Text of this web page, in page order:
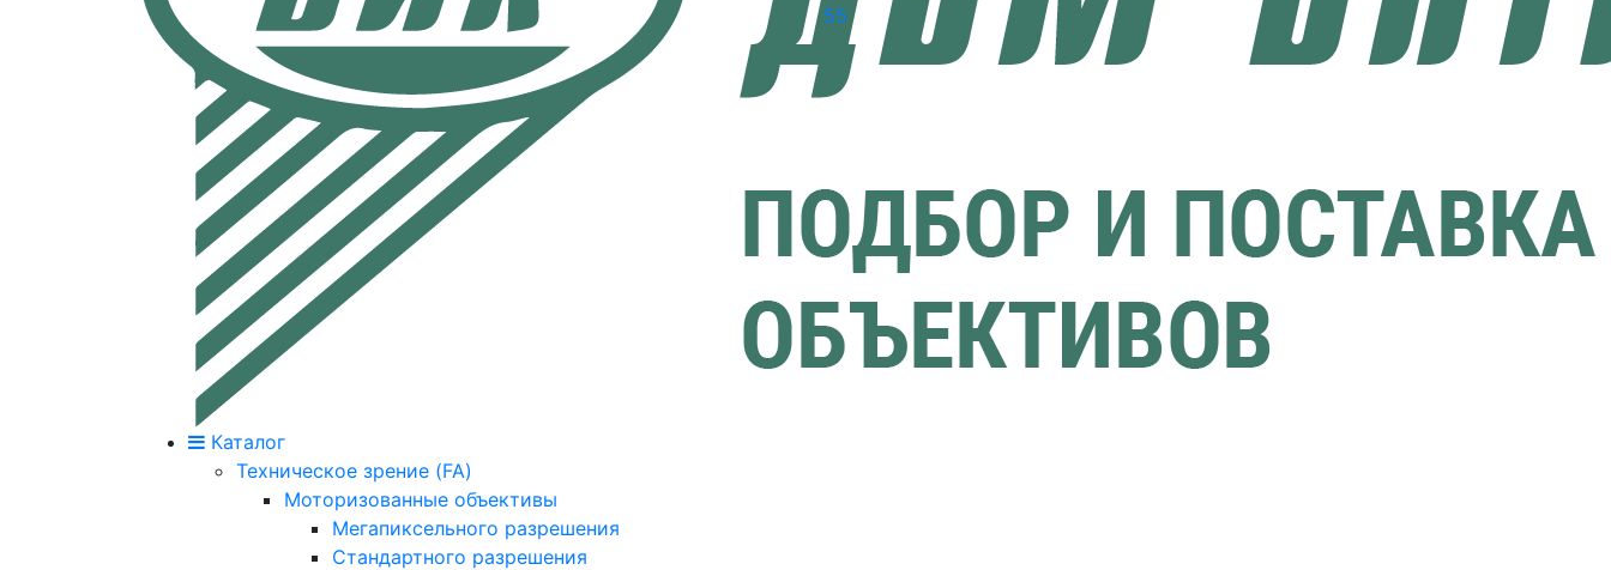
55
Каталог
Техническое зрение (FA)
Моторизованные объективы
Мегапиксельного разрешения
Стандартного разрешения